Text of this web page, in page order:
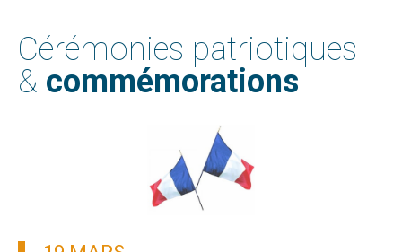
Cérémonies patriotiques
& commémorations